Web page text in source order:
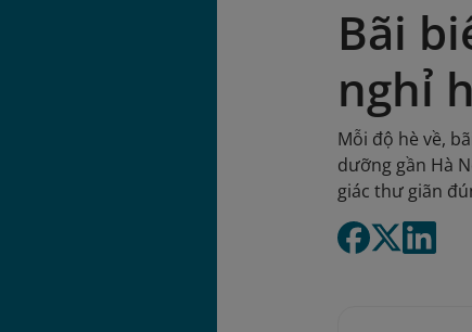
Bãi
nghỉ
Mỗi độ hè về,
dưỡng gần Hà
giác thư giãn